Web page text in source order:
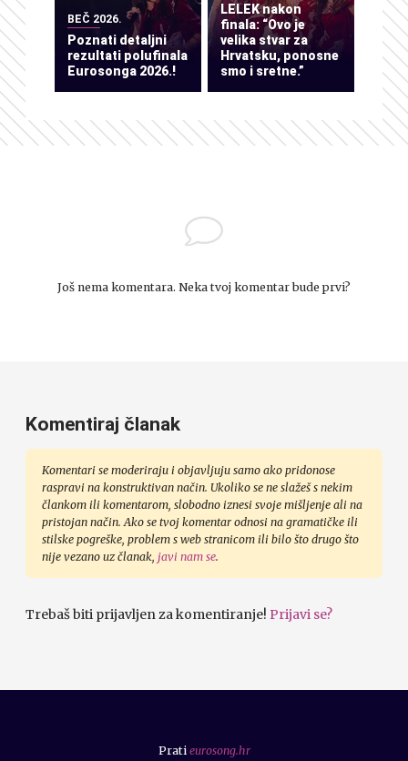
BEČ 2026.
Poznati detaljni
rezultati polufinala
Eurosonga 2026.!
LELEK nakon
finala: “Ovo je
velika stvar za
Hrvatsku, ponosne
smo i sretne.”
Još nema komentara. Neka tvoj komentar bude prvi?
Komentiraj članak
Komentari se moderiraju i objavljuju samo ako pridonose
raspravi na konstruktivan način. Ukoliko se ne slažeš s nekim
člankom ili komentarom, slobodno iznesi svoje mišljenje ali na
pristojan način. Ako se tvoj komentar odnosi na gramatičke ili
stilske pogreške, problem s web stranicom ili bilo što drugo što
nije vezano uz članak, javi nam se.
Trebaš biti prijavljen za komentiranje! Prijavi se?
Prati eurosong.hr